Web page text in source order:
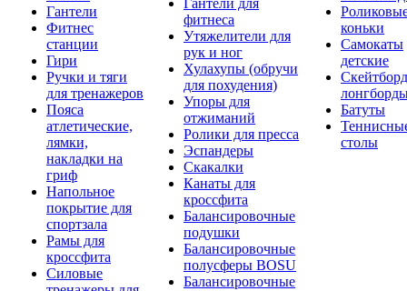
Гантели
Фитнес
станции
Гири
Ручки и тяги
для тренажеров
Пояса
атлетические,
лямки,
накладки на
гриф
Напольное
покрытие для
спортзала
Рамы для
кроссфита
Силовые
Гантели для
фитнеса
Утяжелители для
рук и ног
Хулахупы (обручи
для похудения)
Упоры для
отжиманий
Ролики для пресса
Эспандеры
Скакалки
Канаты для
кроссфита
Балансировочные
подушки
Балансировочные
полусферы BOSU
Балансировочные
коньки
Самокаты
детские
Батуты
столы